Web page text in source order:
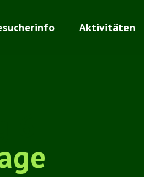
Aktivitäten